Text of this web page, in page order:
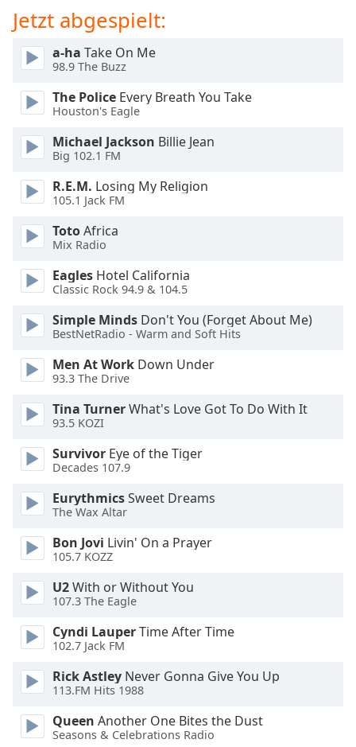
Opacity
Caption
Area
Color
Opacity
Font
Edge
Style
Font
Family
Reset
Done
Modal
Dialog
dialog
window.
Jetzt abgespielt:
a-ha Take On Me
98.9 The Buzz
The Police Every Breath You Take
Houston's Eagle
Michael Jackson Billie Jean
Big 102.1 FM
R.E.M. Losing My Religion
105.1 Jack FM
TotoAfrica
Mix Radio
Eagles Hotel California
Classic Rock 94.9 & 104.5
Simple Minds Don't You (Forget About Me)
BestNetRadio - Warm and Soft Hits
Men At Work Down Under
93.3 The Drive
Tina TurnerWhat's Love Got To Do With It
93.5 KOZI
Survivor Eye of the Tiger
Decades 107.9
EurythmicsSweet Dreams
The Wax Altar
Bon Jovi Livin' On a Prayer
105.7 KOZZ
U2With or Without You
107.3 The Eagle
Cyndi LauperTime After Time
102.7 Jack FM
Rick Astley Never Gonna Give You Up
113.FM Hits 1988
Queen Another One Bites the Dust
Seasons & Celebrations Radio